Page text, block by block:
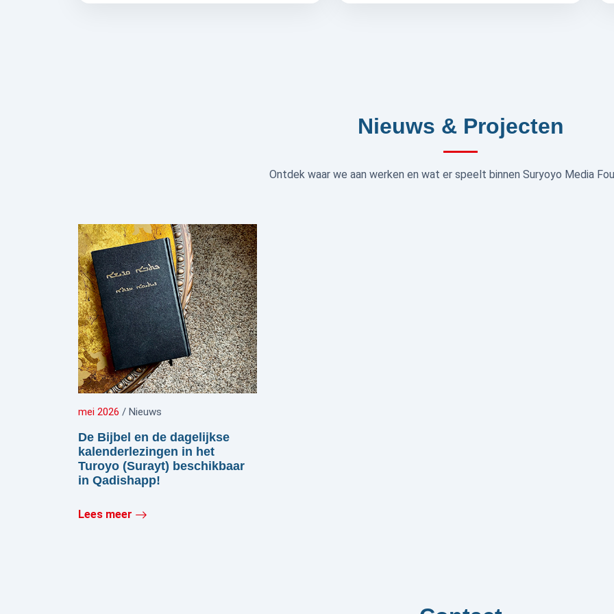
Nieuws & Projecten
Ontdek waar we aan werken en wat er speelt binnen Suryoyo Media
mei 2026 / Nieuws
De Bijbel en de dagelijkse
kalenderlezingen in het
Turoyo (Surayt) beschikbaar
in Qadishapp!
Lees meer